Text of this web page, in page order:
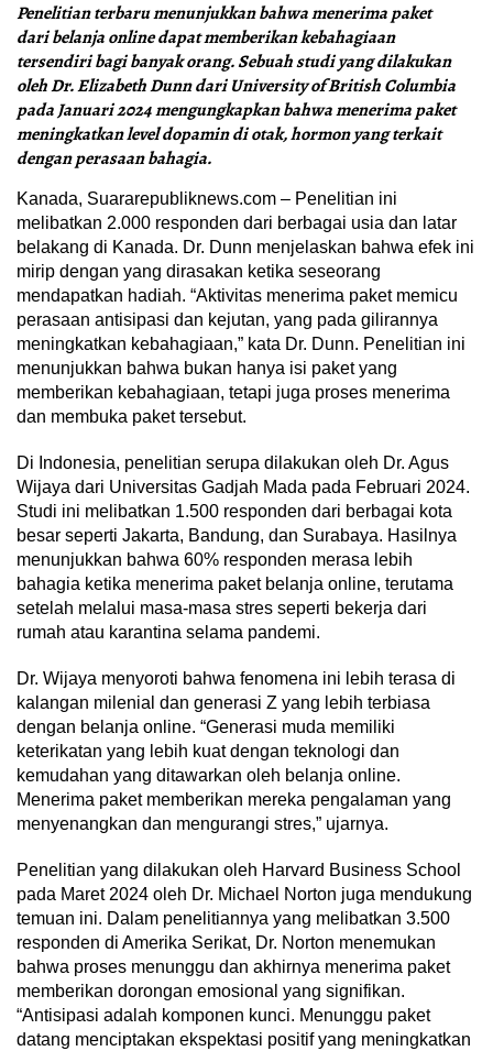
Penelitian terbaru menunjukkan bahwa menerima paket
dari belanja online dapat memberikan kebahagiaan
tersendiri bagi banyak orang. Sebuah studi yang dilakukan
oleh Dr. Elizabeth Dunn dari University of British Columbia
pada Januari 2024 mengungkapkan bahwa menerima paket
meningkatkan level dopamin di otak, hormon yang terkait
dengan perasaan bahagia.
Kanada, Suararepubliknews.com – Penelitian ini
melibatkan 2.000 responden dari berbagai usia dan latar
belakang di Kanada. Dr. Dunn menjelaskan bahwa efek ini
mirip dengan yang dirasakan ketika seseorang
mendapatkan hadiah. “Aktivitas menerima paket memicu
perasaan antisipasi dan kejutan, yang pada gilirannya
meningkatkan kebahagiaan,” kata Dr. Dunn. Penelitian ini
menunjukkan bahwa bukan hanya isi paket yang
memberikan kebahagiaan, tetapi juga proses menerima
dan membuka paket tersebut.
Di Indonesia, penelitian serupa dilakukan oleh Dr. Agus
Wijaya dari Universitas Gadjah Mada pada Februari 2024.
Studi ini melibatkan 1.500 responden dari berbagai kota
besar seperti Jakarta, Bandung, dan Surabaya. Hasilnya
menunjukkan bahwa 60% responden merasa lebih
bahagia ketika menerima paket belanja online, terutama
setelah melalui masa-masa stres seperti bekerja dari
rumah atau karantina selama pandemi.
Dr. Wijaya menyoroti bahwa fenomena ini lebih terasa di
kalangan milenial dan generasi Z yang lebih terbiasa
dengan belanja online. “Generasi muda memiliki
keterikatan yang lebih kuat dengan teknologi dan
kemudahan yang ditawarkan oleh belanja online.
Menerima paket memberikan mereka pengalaman yang
menyenangkan dan mengurangi stres,” ujarnya.
Penelitian yang dilakukan oleh Harvard Business School
pada Maret 2024 oleh Dr. Michael Norton juga mendukung
temuan ini. Dalam penelitiannya yang melibatkan 3.500
responden di Amerika Serikat, Dr. Norton menemukan
bahwa proses menunggu dan akhirnya menerima paket
memberikan dorongan emosional yang signifikan.
“Antisipasi adalah komponen kunci. Menunggu paket
datang menciptakan ekspektasi positif yang meningkatkan